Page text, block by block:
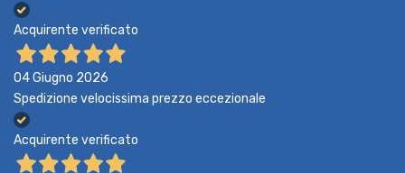
Acquirente verificato
04 Giugno 2026
Spedizione velocissima prezzo eccezionale
Acquirente verificato